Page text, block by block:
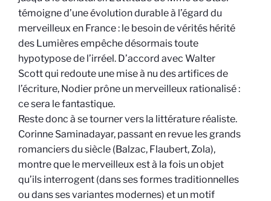
témoigne d’une évolution durable à l’égard du
merveilleux en France : le besoin de vérités hérité
des Lumières empêche désormais toute
hypotypose de l’irréel. D’accord avec Walter
Scott qui redoute une mise à nu des artifices de
l’écriture, Nodier prône un merveilleux rationalisé :
ce sera le fantastique.
Reste donc à se tourner vers la littérature réaliste.
Corinne Saminadayar, passant en revue les grands
romanciers du siècle (Balzac, Flaubert, Zola),
montre que le merveilleux est à la fois un objet
qu’ils interrogent (dans ses formes traditionnelles
ou dans ses variantes modernes) et un motif